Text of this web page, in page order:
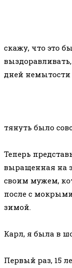
скажу, что это
дней
тянуть было
Теперь
выращенная на
своим мужем,
после с
зимой.
Карл, я была в
Первый раз, 15